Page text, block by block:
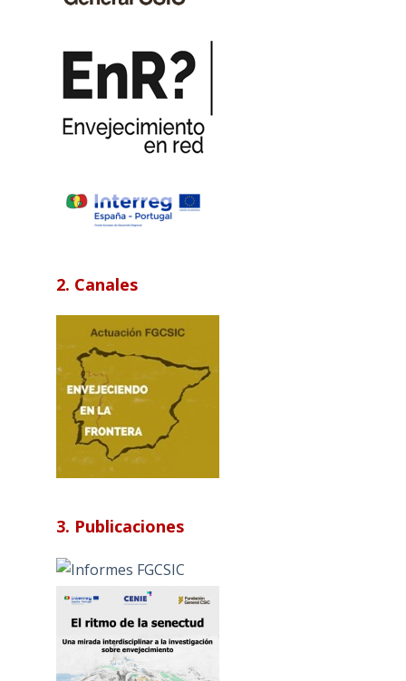
2. Canales
3. Publicaciones